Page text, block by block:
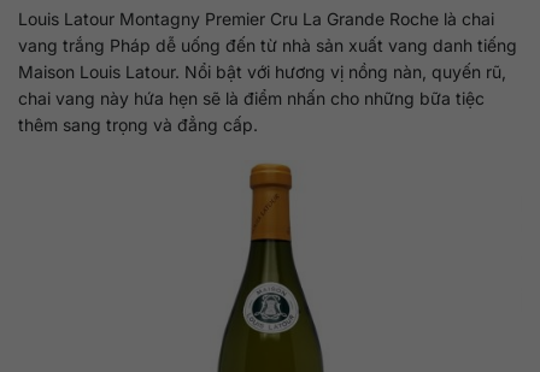
Louis Latour Montagny Premier Cru La Grande Roche là chai
vang trắng Pháp dễ uống đến từ nhà sản xuất vang danh tiếng
Maison Louis Latour. Nổi bật với hương vị nồng nàn, quyến rũ,
chai vang này hứa hẹn sẽ là điểm nhấn cho những bữa tiệc
thêm sang trọng và đẳng cấp.